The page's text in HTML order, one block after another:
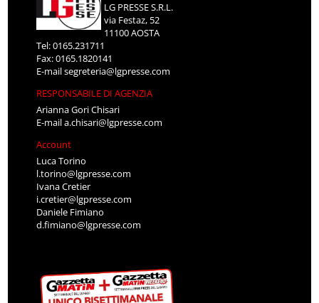
LG PRESSE S.R.L.
via Festaz, 52
11100 AOSTA
Tel: 0165.231711
Fax: 0165.1820141
E-mailsegreteria@lgpresse.com
RESPONSABILE DI AGENZIA
Arianna Gori Chisari
E-maila.chisari@lgpresse.com
Account
Luca Torino
l.torino@lgpresse.com
Ivana Cretier
i.cretier@lgpresse.com
Daniele Fimiano
d.fimiano@lgpresse.com